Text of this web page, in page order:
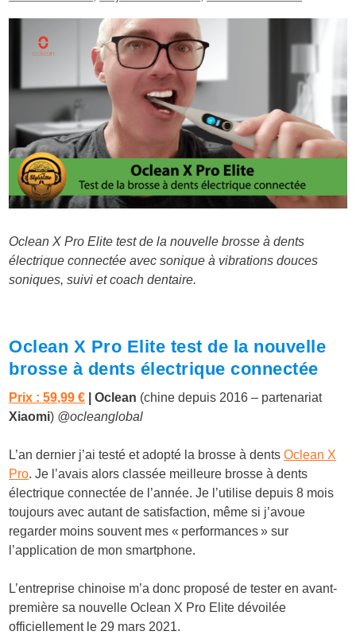
Oclean X Pro Elite test de la nouvelle brosse à dents
électrique connectée avec sonique à vibrations douces
soniques, suivi et coach dentaire.
Oclean X Pro Elite test de la nouvelle
brosse à dents électrique connectée
Prix : 59,99 € | Oclean (chine depuis 2016 – partenariat
Xiaomi) @ocleanglobal
L’an dernier j’ai testé et adopté la brosse à dentsOclean X
Pro. Je l’avais alors classée meilleure brosse à dents
électrique connectée de l’année. Je l’utilise depuis 8 mois
toujours avec autant de satisfaction, même si j’avoue
regarder moins souvent mes « performances » sur
l’application de mon smartphone.
L’entreprise chinoise m’a donc proposé de tester en avant-
première sa nouvelle Oclean X Pro Elite dévoilée
officiellement le 29 mars 2021.